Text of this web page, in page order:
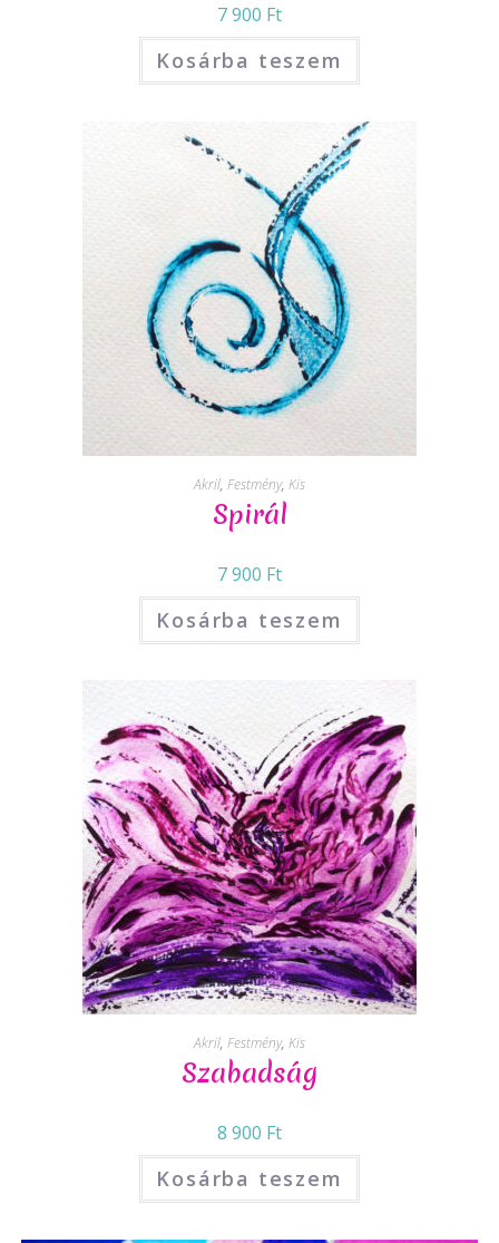
7 900 Ft
Kosárba teszem
Akril, Festmény, Kis
Spirál
7 900 Ft
Kosárba teszem
Akril, Festmény, Kis
Szabadság
8 900 Ft
Kosárba teszem